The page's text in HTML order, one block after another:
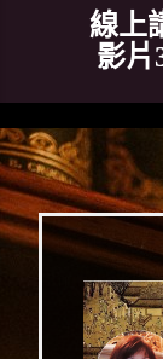
線上
影片